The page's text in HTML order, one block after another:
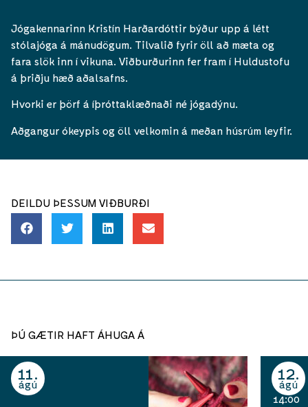
Jógakennarinn Kristín Harðardóttir býður upp á létt
stólajóga á mánudögum. Tilvalið fyrir öll að mæta og
fara slök inn í vikuna. Viðburðurinn fer fram í Huldustofu
á þriðju hæð aðalsafns.
Hvorki er þörf á íþróttaklæðnaði né jógadýnu.
Aðgangur ókeypis og öll velkomin á meðan húsrúm leyfir.
DEILDU ÞESSUM VIÐBURÐI
ÞÚ GÆTIR HAFT ÁHUGA Á
11
ágú
12
ágú
14:00